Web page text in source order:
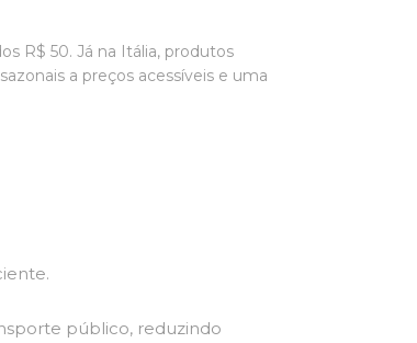
R$ 50. Já na Itália, produtos
a preços acessíveis e uma
público, reduzindo